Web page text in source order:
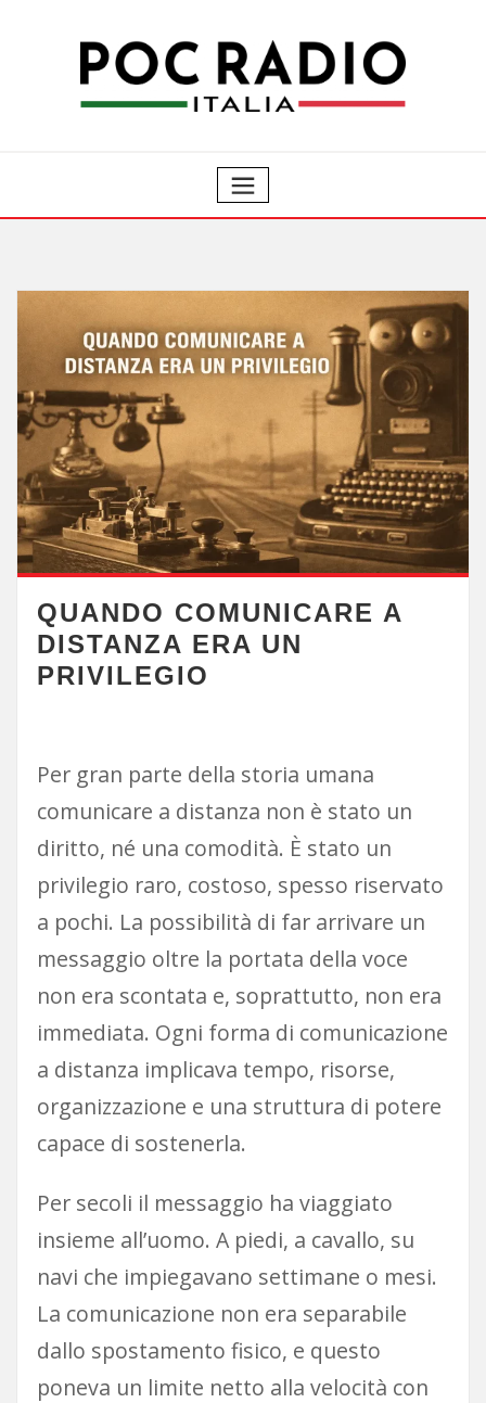
QUANDO COMUNICARE A
DISTANZA ERA UN
PRIVILEGIO
Per gran parte della storia umana
comunicare a distanza non è stato un
diritto, né una comodità. È stato un
privilegio raro, costoso, spesso riservato
a pochi. La possibilità di far arrivare un
messaggio oltre la portata della voce
non era scontata e, soprattutto, non era
immediata. Ogni forma di comunicazione
a distanza implicava tempo, risorse,
organizzazione e una struttura di potere
capace di sostenerla.
Per secoli il messaggio ha viaggiato
insieme all’uomo. A piedi, a cavallo, su
navi che impiegavano settimane o mesi.
La comunicazione non era separabile
dallo spostamento fisico, e questo
poneva un limite netto alla velocità con